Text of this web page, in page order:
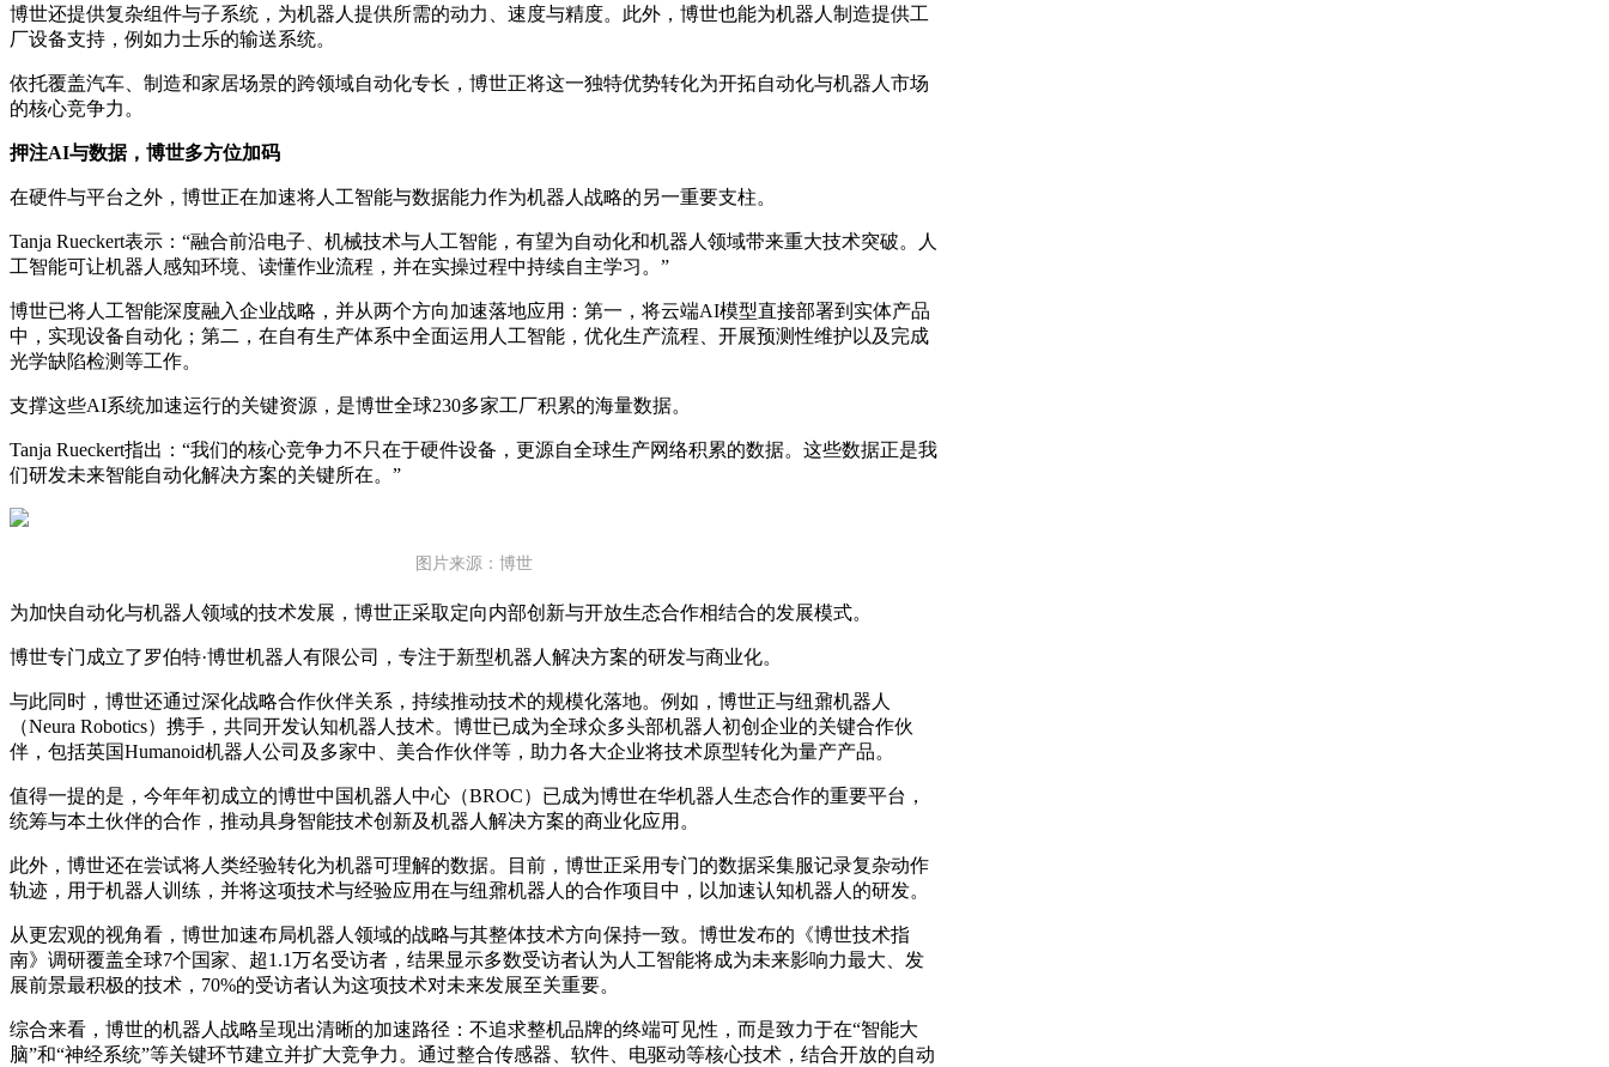
博世还提供复杂组件与子系统，为机器人提供所需的动力、速度与精度。此外，博世也能为机器人制造提供工
厂设备支持，例如力士乐的输送系统。
依托覆盖汽车、制造和家居场景的跨领域自动化专长，博世正将这一独特优势转化为开拓自动化与机器人市场
的核心竞争力。
押注AI与数据，博世多方位加码
在硬件与平台之外，博世正在加速将人工智能与数据能力作为机器人战略的另一重要支柱。
Tanja Rueckert表示：“融合前沿电子、机械技术与人工智能，有望为自动化和机器人领域带来重大技术突破。人
工智能可让机器人感知环境、读懂作业流程，并在实操过程中持续自主学习。”
博世已将人工智能深度融入企业战略，并从两个方向加速落地应用：第一，将云端AI模型直接部署到实体产品
中，实现设备自动化；第二，在自有生产体系中全面运用人工智能，优化生产流程、开展预测性维护以及完成
光学缺陷检测等工作。
支撑这些AI系统加速运行的关键资源，是博世全球230多家工厂积累的海量数据。
Tanja Rueckert指出：“我们的核心竞争力不只在于硬件设备，更源自全球生产网络积累的数据。这些数据正是我
们研发未来智能自动化解决方案的关键所在。”
图片来源：博世
为加快自动化与机器人领域的技术发展，博世正采取定向内部创新与开放生态合作相结合的发展模式。
博世专门成立了罗伯特·博世机器人有限公司，专注于新型机器人解决方案的研发与商业化。
与此同时，博世还通过深化战略合作伙伴关系，持续推动技术的规模化落地。例如，博世正与纽鼐机器人
（Neura Robotics）携手，共同开发认知机器人技术。博世已成为全球众多头部机器人初创企业的关键合作伙
伴，包括英国Humanoid机器人公司及多家中、美合作伙伴等，助力各大企业将技术原型转化为量产产品。
值得一提的是，今年年初成立的博世中国机器人中心（BROC）已成为博世在华机器人生态合作的重要平台，
统筹与本土伙伴的合作，推动具身智能技术创新及机器人解决方案的商业化应用。
此外，博世还在尝试将人类经验转化为机器可理解的数据。目前，博世正采用专门的数据采集服记录复杂动作
轨迹，用于机器人训练，并将这项技术与经验应用在与纽鼐机器人的合作项目中，以加速认知机器人的研发。
从更宏观的视角看，博世加速布局机器人领域的战略与其整体技术方向保持一致。博世发布的《博世技术指
南》调研覆盖全球7个国家、超1.1万名受访者，结果显示多数受访者认为人工智能将成为未来影响力最大、发
展前景最积极的技术，70%的受访者认为这项技术对未来发展至关重要。
综合来看，博世的机器人战略呈现出清晰的加速路径：不追求整机品牌的终端可见性，而是致力于在“智能大
脑”和“神经系统”等关键环节建立并扩大竞争力。通过整合传感器、软件、电驱动等核心技术，结合开放的自动